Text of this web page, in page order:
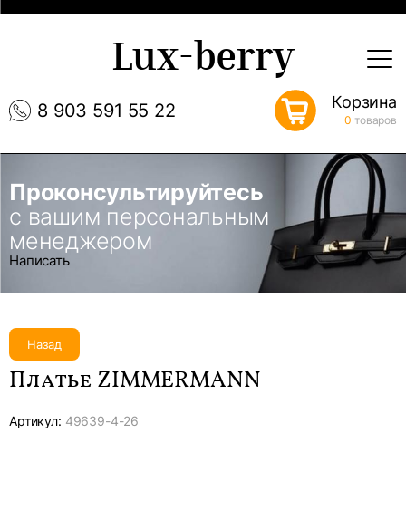
8 903 591 55 22
Lux-berry
Корзина
0 товаров
Проконсультируйтесь
с вашим персональным
менеджером
Написать
Назад
Платье ZIMMERMANN
Артикул: 49639-4-26